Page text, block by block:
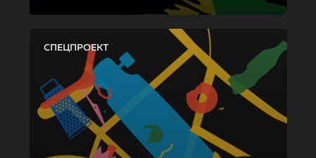
СПЕЦПРОЕКТ